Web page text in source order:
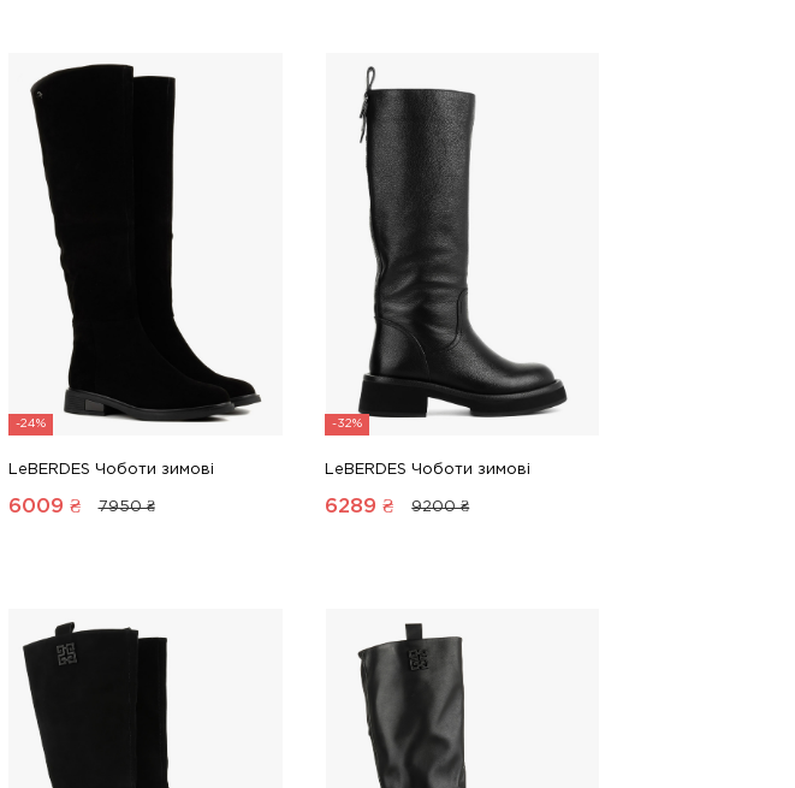
-24%
LeBERDES Чоботи зимові
6009 ₴ 7950 ₴
-32%
LeBERDES Чоботи зимові
6289 ₴ 9200 ₴